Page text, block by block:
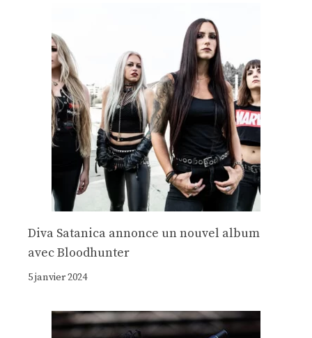
Diva Satanica annonce un nouvel album
avec Bloodhunter
5 janvier 2024